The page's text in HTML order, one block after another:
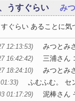
うすぐらい み
ぐらい あることに気
12:13:53) みつとみ
16:42:42) 三浦さん
18:24:10) みつとみ
ふむふむ。 セ
01:17:29) 泥棒さん